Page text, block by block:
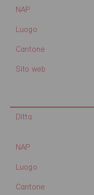
NAP
Luogo
Cantone
Sito web
Ditta
NAP
Luogo
Cantone